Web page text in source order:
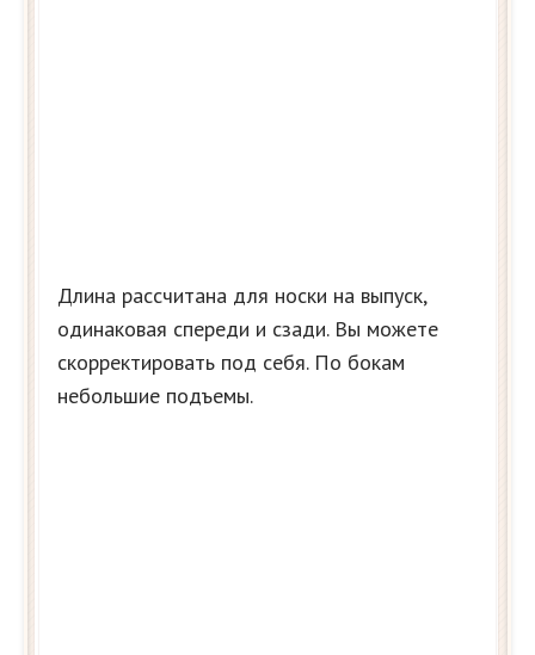
Длина рассчитана для носки на выпуск,
одинаковая спереди и сзади. Вы можете
скорректировать под себя. По бокам
небольшие подъемы.